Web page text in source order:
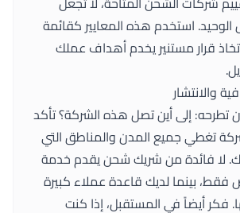
استخدم هذه المعايير كقائمة
قرار مستنير يخدم أهداف عملك
إلى أين تصل هذه الشركة؟ تأكد
تغطي جميع المدن والمناطق التي
لا فائدة من شريك شحن يقدم خدمة
فقط، بينما لديك قاعدة عملاء كبيرة
فكر أيضاً في المستقبل، إذا كنت